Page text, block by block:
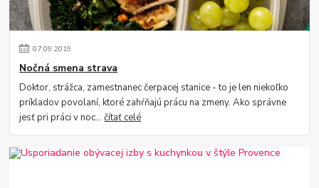
07.09.2019
Nočná smena strava
Doktor, strážca, zamestnanec čerpacej stanice - to je len niekoľko
príkladov povolaní, ktoré zahŕňajú prácu na zmeny. Ako správne
jesť pri práci v noc...čítať celé